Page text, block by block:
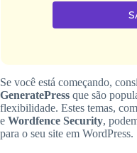
Se você está começando,
GeneratePress que são
flexibilidade. Estes temas,
e Wordfence Security,
para o seu site em WordPress.